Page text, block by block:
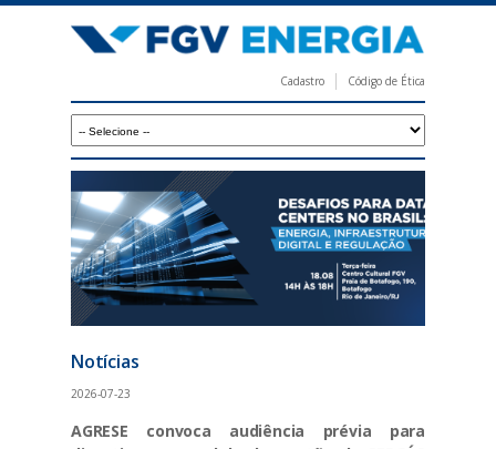
para
principal
V
E
n
e
r
g
i
a
Cadastro Código de Ética
Notícias
2026-07-23
AGRESE convoca audiência prévia para